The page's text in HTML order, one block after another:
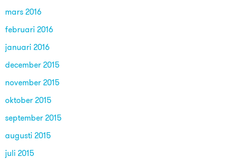
mars 2016
februari 2016
januari 2016
december 2015
november 2015
oktober 2015
september 2015
augusti 2015
juli 2015